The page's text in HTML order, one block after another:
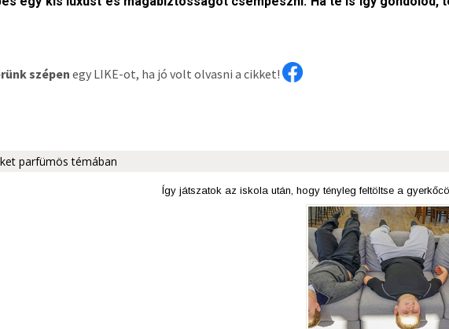
szépen egy LIKE-ot, ha jó volt olvasni a cikket!
parfümös témában
Így játszatok az iskola után, hogy tényleg feltöltse a